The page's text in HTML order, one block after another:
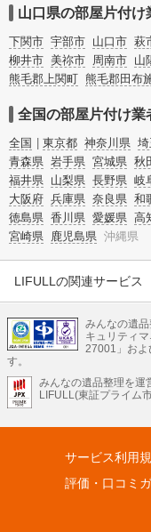
着手しようと思っていると、
思っていたものに思わぬ買取
ご自分で無理なくできる片付
すので、ぜひあわせてご覧く
山口県の部屋片付
下関市 宇部市 山口市 萩
柳井市 美祢市 周南市 山
熊毛郡上関町 熊毛郡田布
全国の部屋片付け業
全国 東京都 神奈川県
青森県 岩手県 宮城県 秋
福井県 山梨県 長野県 岐
大阪府 兵庫県 奈良県 和
徳島県 香川県 愛媛県 高
宮崎県 鹿児島県 沖縄県
LIFULLの関連サービス
不動産・住宅
引越し 老
不動産クラウドファンデ
LIFULL HOME'Sのサー
不動産・住宅
不動産査定 マンション
不動産アーカイブ
空き
不動産用語集 住まいの
アプリ 不動産
みんなの遺
キュリティ
27001」およ
す。
みんなの遺品整理を運
LIFULL(東証プライム
サービス利用
評価・口コミ